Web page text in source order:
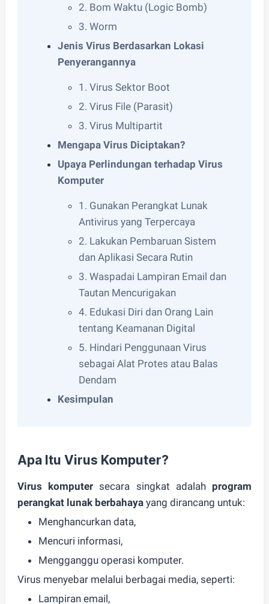
2. Bom Waktu (Logic Bomb)
3. Worm
Jenis Virus Berdasarkan Lokasi
Penyerangannya
1. Virus Sektor Boot
2. Virus File (Parasit)
3. Virus Multipartit
Mengapa Virus Diciptakan?
Upaya Perlindungan terhadap Virus
Komputer
1. Gunakan Perangkat Lunak
Antivirus yang Terpercaya
2. Lakukan Pembaruan Sistem
dan Aplikasi Secara Rutin
3. Waspadai Lampiran Email dan
Tautan Mencurigakan
4. Edukasi Diri dan Orang Lain
tentang Keamanan Digital
5. Hindari Penggunaan Virus
sebagai Alat Protes atau Balas
Dendam
Kesimpulan
Apa Itu Virus Komputer?
Virus komputer secara singkat adalah program
perangkat lunak berbahayayang dirancang untuk:
Menghancurkan data,
Mencuri informasi,
Mengganggu operasi komputer.
Virus menyebar melalui berbagai media, seperti:
Lampiran email,